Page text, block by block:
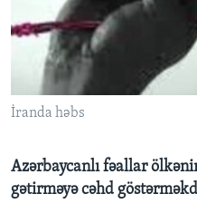
BIZI IZLƏYIN
İranda həbs
Azərbaycanlı fəallar
gətirməyə cəhd